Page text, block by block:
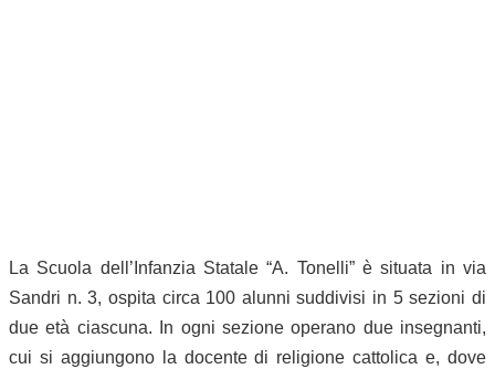
La Scuola dell’Infanzia Statale “A. Tonelli” è situata in via
Sandri n. 3, ospita circa 100 alunni suddivisi in 5 sezioni di
due età ciascuna. In ogni sezione operano due insegnanti,
cui si aggiungono la docente di religione cattolica e, dove